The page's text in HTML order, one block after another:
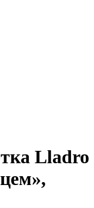
Lladro